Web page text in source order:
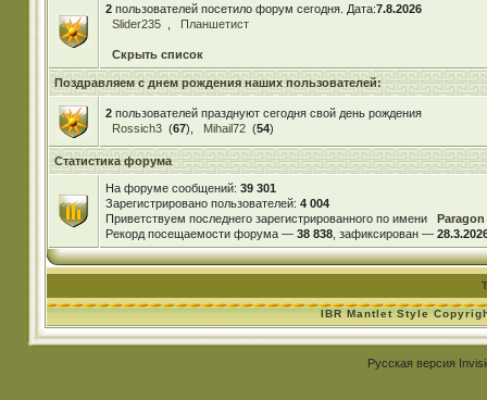
2пользователей посетило форум сегодня. Дата:7.8.2026
Slider235
Планшетист
Скрыть список
Поздравляем с днем рождения наших пользователей:
2пользователей празднуют сегодня свой день рождения
Rossich3 (67), Mihail72 (54)
Статистика форума
На форуме сообщений: 39 301
Зарегистрировано пользователей: 4 004
Приветствуем последнего зарегистрированного по имени
Paragon
Рекорд посещаемости форума — 38 838, зафиксирован —
IBR Mantlet Style
Русская версия